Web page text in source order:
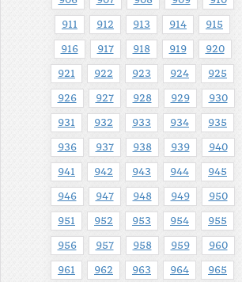
911 912 913 914 915
916 917 918 919 920
921 922 923 924 925
926 927 928 929 930
931 932 933 934 935
936 937 938 939 940
941 942 943 944 945
946 947 948 949 950
951 952 953 954 955
956 957 958 959 960
961 962 963 964 965